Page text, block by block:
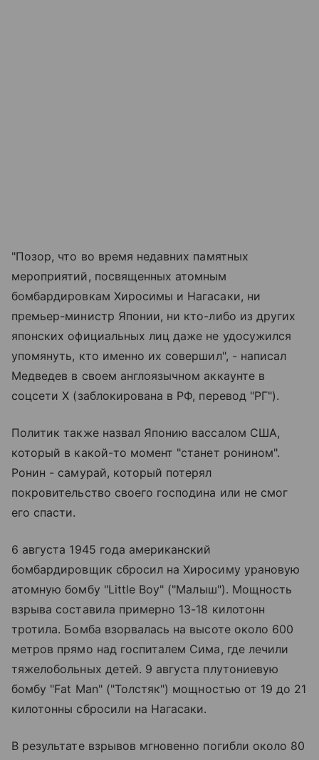
"Позор, что во время недавних памятных
мероприятий, посвященных атомным
бомбардировкам Хиросимы и Нагасаки, ни
премьер-министр Японии, ни кто-либо из других
японских официальных лиц даже не удосужился
упомянуть, кто именно их совершил", - написал
Медведев в своем англоязычном аккаунте в
соцсети X (заблокирована в РФ, перевод "РГ").
Политик также назвал Японию вассалом США,
который в какой-то момент "станет ронином".
Ронин - самурай, который потерял
покровительство своего господина или не смог
его спасти.
6 августа 1945 года американский
бомбардировщик сбросил на Хиросиму урановую
атомную бомбу "Little Boy" ("Малыш"). Мощность
взрыва составила примерно 13-18 килотонн
тротила. Бомба взорвалась на высоте около 600
метров прямо над госпиталем Сима, где лечили
тяжелобольных детей. 9 августа плутониевую
бомбу "Fat Man" ("Толстяк") мощностью от 19 до 21
килотонны сбросили на Нагасаки.
В результате взрывов мгновенно погибли около 80